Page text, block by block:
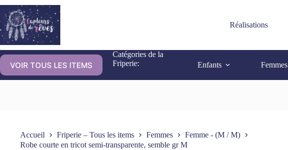
Réalisations
VOIR TOUS LES ITEMS
Catégories de la
Friperie:
Enfants Femmes
Accueil Friperie – Tous les items Femmes
Femme - (M / M)
Robe courte en tricot semi-transparente, semble gr M